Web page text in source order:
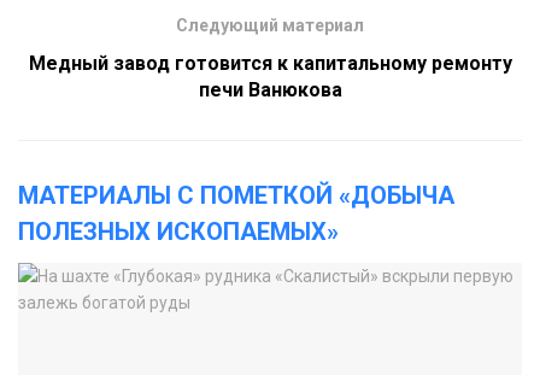
Следующий материал
Медный завод готовится к капитальному ремонту
печи Ванюкова
МАТЕРИАЛЫ С ПОМЕТКОЙ «ДОБЫЧА
ПОЛЕЗНЫХ ИСКОПАЕМЫХ»